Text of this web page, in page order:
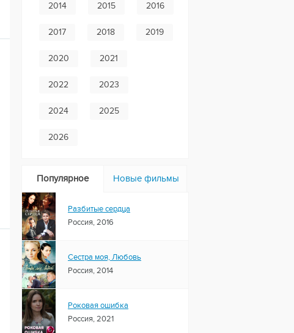
2014 2015 2016
2017 2018 2019
2020 2021
2022 2023
2024 2025
2026
Популярное Новые фильмы
Разбитые сердца
Россия, 2016
Сестра моя, Любовь
Россия, 2014
Роковая ошибка
Россия, 2021